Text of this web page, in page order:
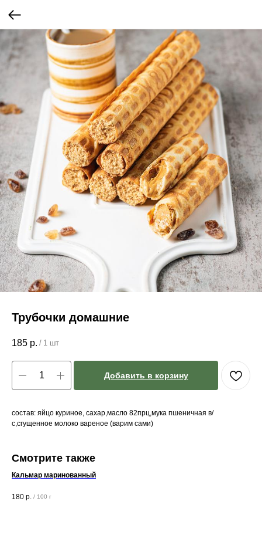
Трубочки домашние
185 р. / 1 шт
Добавить в корзину
состав: яйцо куриное, сахар,масло 82прц,мука пшеничная в/
с,сгущенное молоко вареное (варим сами)
Смотрите также
Кальмар маринованный
180 р. / 100 г